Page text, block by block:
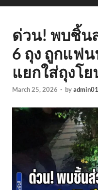
ด่วน! พบชิ้น
6 ถุง ถูกแฟ
แยกใส่ถุงโ
March 25, 2026 - byadmin01